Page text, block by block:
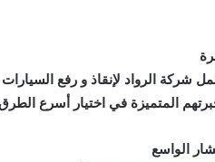
شركة الرواد لإنقاذ و رفع
المتميزة في اختيار أسرع